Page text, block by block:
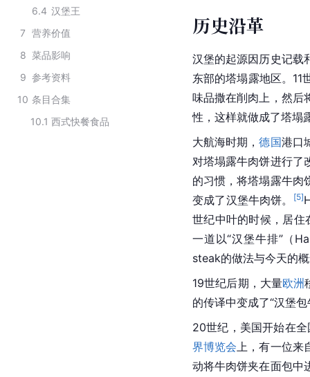
6.4 汉堡王
7 营养价值
8 菜品影响
9 参考资料
10 条目合集
10.1 西式快餐食品
历史沿革
汉堡的起源因历史记载
东部的塔塌露地区。11
味品撒在削肉上，然后
性，这样就做成了塔塌
大航海时期，德国港口
对塔塌露牛肉饼进行了
的习惯，将塔塌露牛肉
变成了汉堡牛肉饼。
[5]
世纪中叶的时候，居
一道以“汉堡牛排”（
steak的做法与今天的
19世纪后期，大量欧洲
的传译中变成了“汉堡
20世纪，美国开始在
界博览会 上，有一位
动将牛肉饼夹在面包中